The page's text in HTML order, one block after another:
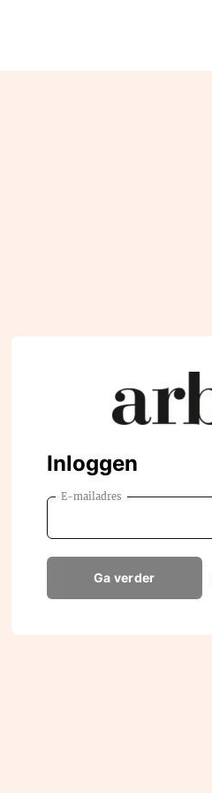
Inloggen
E-mailadres
Ga verder